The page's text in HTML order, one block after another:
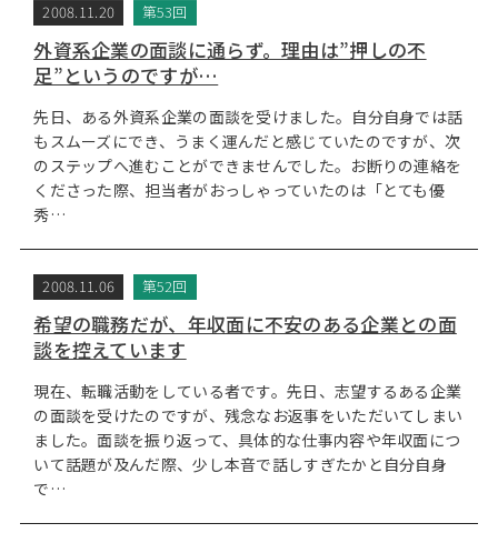
2008.11.20 第53回
外資系企業の面談に通らず。理由は”押しの不
足”というのですが…
先日、ある外資系企業の面談を受けました。自分自身では話
もスムーズにでき、うまく運んだと感じていたのですが、次
のステップへ進むことができませんでした。お断りの連絡を
くださった際、担当者がおっしゃっていたのは「とても優
秀…
2008.11.06 第52回
希望の職務だが、年収面に不安のある企業との面
談を控えています
現在、転職活動をしている者です。先日、志望するある企業
の面談を受けたのですが、残念なお返事をいただいてしまい
ました。面談を振り返って、具体的な仕事内容や年収面につ
いて話題が及んだ際、少し本音で話しすぎたかと自分自身
で…